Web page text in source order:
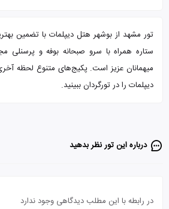
ستاره همراه با سرو صبحانه بوفه و پرسنلی
میهمانان عزیز است. پکیج‌های متنوع لحظه
دیپلمات را در تورگردان ببینید.
درباره این تور‌ نظر بدهید
در رابطه با این مطلب دیدگاهی وجود ندارد